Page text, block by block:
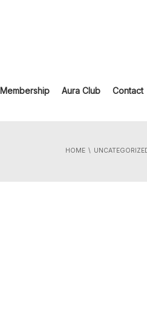
Membership Aura Club Contact
HOME